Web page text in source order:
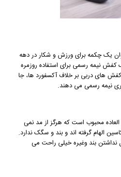
یک چکمه برای ورزش و شکار در دهه
یک کفش نیمه رسمی برای استفاده روزمره
های دربی بر خلاف آکسفورد ها، جا
نیمه رسمی می دهند.
محبوب است که هرگز از مد نمی
الهام گرفته اند و بند و سگک ندارد.
بند وغیره خیلی راحت می